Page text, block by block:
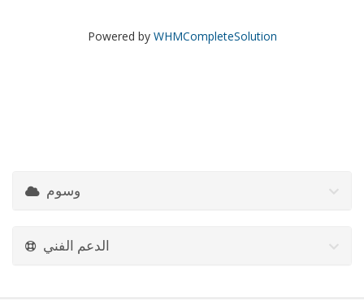
Powered by WHMCompleteSolution
وسوم
الدعم الفني